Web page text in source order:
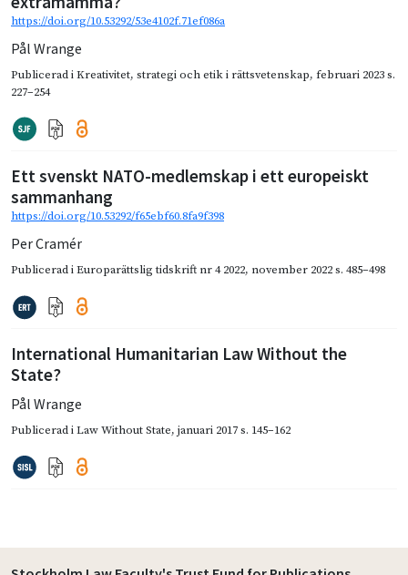
https://doi.org/10.53292/53e4102f.71ef086a
Pål Wrange
Publicerad iKreativitet, strategi och etik i rättsvetenskap, februari 2023s.
227–254
Ett svenskt NATO-medlemskap i ett europeiskt
sammanhang
https://doi.org/10.53292/f65ebf60.8fa9f398
Per Cramér
Publicerad iEuroparättslig tidskrift nr 4 2022, november 2022s. 485–498
International Humanitarian Law Without the
State?
Pål Wrange
Publicerad iLaw Without State, januari 2017s. 145–162